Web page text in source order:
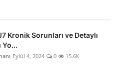
Kronik Sorunları ve Detaylı
Yo...
Eylül 4, 2024 0 15.6K